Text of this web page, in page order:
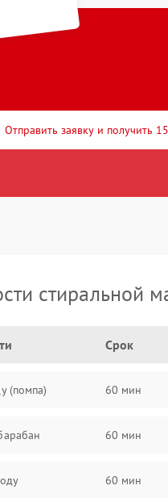
Отправить заявку и получить
стиральной
Срок
(помпа) 60 мин
60 мин
60 мин